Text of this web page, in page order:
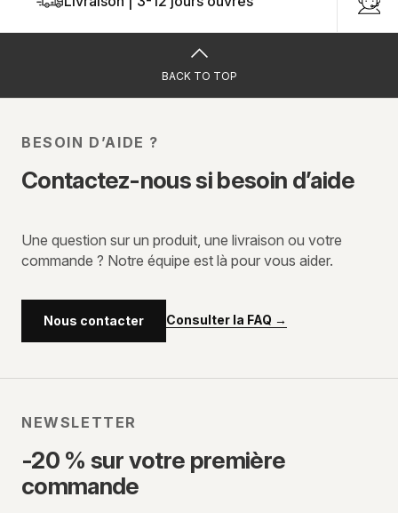
BACK TO TOP
BESOIN D’AIDE ?
Contactez-nous si besoin d’aide
Une question sur un produit, une livraison ou votre
commande ? Notre équipe est là pour vous aider.
Nous contacter Consulter la FAQ →
NEWSLETTER
-20 % sur votre première
commande